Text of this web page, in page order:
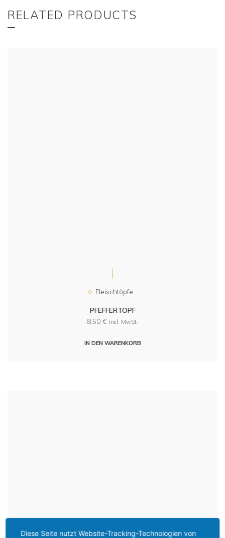
RELATED PRODUCTS
Fleischtöpfe
PFEFFERTOPF
8,50 € incl. MwSt.
IN DEN WARENKORB
Diese Seite nutzt Website-Tracking-Technologien von